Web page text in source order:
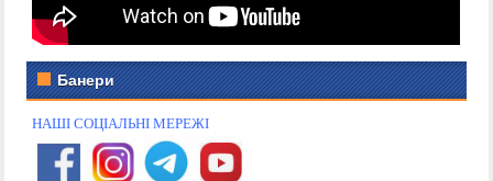
Банери
НАШІ СОЦІАЛЬНІ МЕРЕЖІ